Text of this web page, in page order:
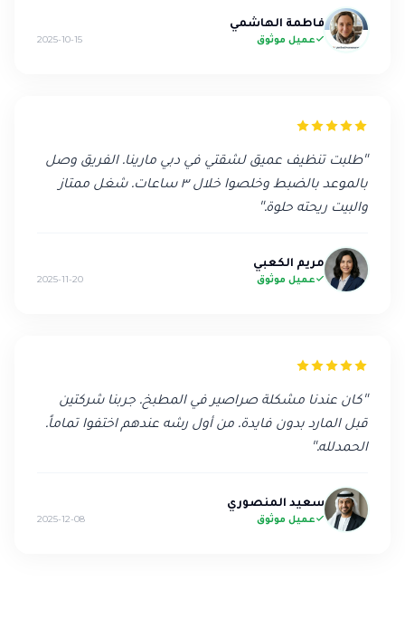
فاطمة الهاشمي
عميل موثوق 2025-10-15
"طلبت تنظيف عميق لشقتي في دبي مارينا. الفريق وصل
بالموعد بالضبط وخلصوا خلال ٣ ساعات. شغل ممتاز
والبيت ريحته حلوة."
مريم الكعبي
عميل موثوق 2025-11-20
"كان عندنا مشكلة صراصير في المطبخ. جربنا شركتين
قبل المارد بدون فايدة. من أول رشه عندهم اختفوا تماماً.
الحمدلله."
سعيد المنصوري
عميل موثوق 2025-12-08